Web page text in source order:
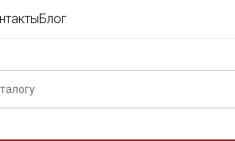
Блог